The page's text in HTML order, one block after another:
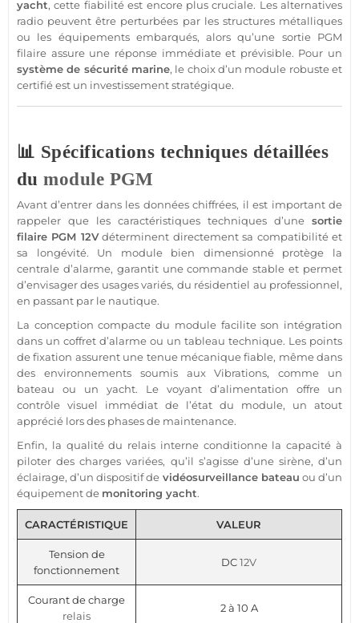
yacht, cette fiabilité est encore plus cruciale. Les alternatives
radio peuvent être perturbées par les structures métalliques
ou les équipements embarqués, alors qu’une sortie PGM
filaire assure une réponse immédiate et prévisible. Pour un
système de sécurité marine, le choix d’un module robuste et
certifié est un investissement stratégique.
📊 Spécifications techniques détaillées
dumodule PGM
Avant d’entrer dans les données chiffrées, il est important de
rappeler que les caractéristiques techniques d’une sortie
filaire PGM 12Vdéterminent directement sa compatibilité et
sa longévité. Un modulebien dimensionné protège la
centrale d’alarme, garantit une commande stable et permet
d’envisager des usages variés, du résidentiel au professionnel,
en passant par le nautique.
La conception compacte du modulefacilite son intégration
dans un coffret d’alarme ou un tableau technique. Les points
de fixation assurent une tenue mécaniquefiable, même dans
des environnements soumis auxVibrations, comme un
bateau ou un yacht. Le voyant d’alimentation offre un
contrôle visuel immédiat de l’état du module, un atout
apprécié lors des phases de maintenance.
Enfin, la qualité du relais interne conditionne la capacité à
piloter des charges variées, qu’il s’agisse d’une sirène, d’un
éclairage, d’un dispositif de vidéosurveillance bateau ou d’un
équipement de monitoring yacht.
CARACTÉRISTIQUE VALEUR
Tension de
fonctionnement
DC12V
Courant de charge
relais
2 à 10 A